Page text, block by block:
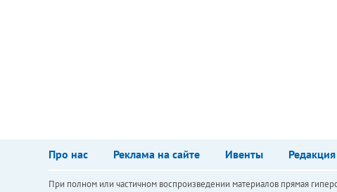
Про нас Реклама на сайте Ивенты Редакция
При полном или частичном воспроизведении материалов прямая